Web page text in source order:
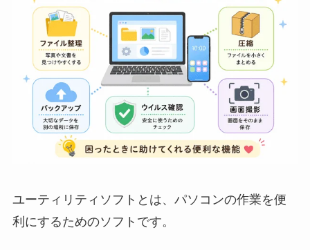
ユーティリティソフトとは、パソコンの作業を便
利にするためのソフトです。